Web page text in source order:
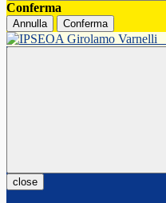
Conferma
Annulla Conferma
close